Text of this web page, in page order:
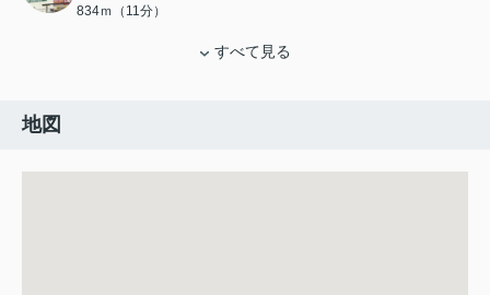
834ｍ（11分）
すべて見る
地図